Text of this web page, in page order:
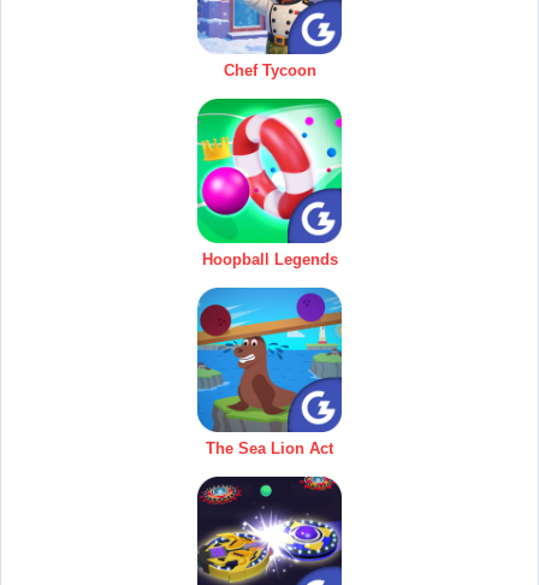
Chef Tycoon
Hoopball Legends
The Sea Lion Act